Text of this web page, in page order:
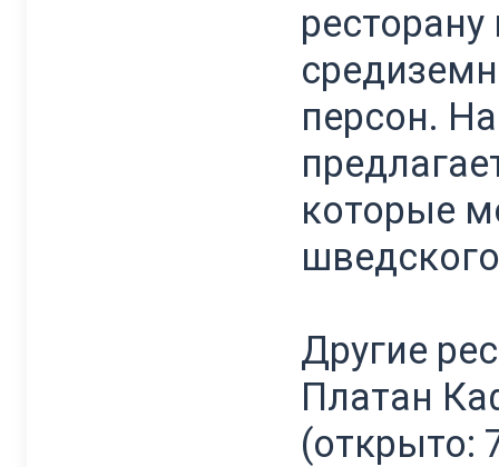
персон.
которые
Другие
Платан
(открыто: